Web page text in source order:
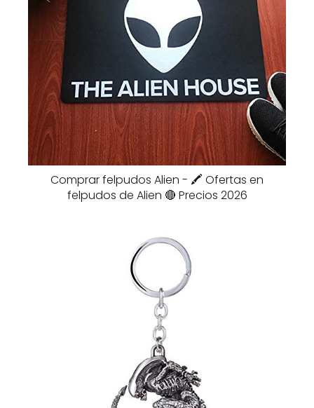
Comprar felpudos Alien - 🖍️ Ofertas en
felpudos de Alien 🔴 Precios 2026